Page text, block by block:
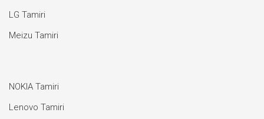
LG Tamiri
Meizu Tamiri
NOKIA Tamiri
Lenovo Tamiri